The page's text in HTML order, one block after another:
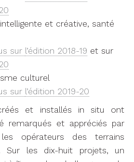
et créative, santé
sur l’édition 2018-19 et sur
culturel
sur l’édition 2019-20
et installés in situ ont
remarqués et appréciés par
opérateurs des terrains
Sur les dix-huit projets, un